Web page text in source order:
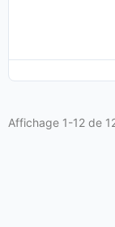
Affichage 1-12 de